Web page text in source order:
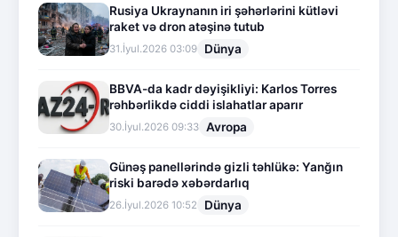
Rusiya Ukraynanın iri şəhərlərini kütləvi
raket və dron atəşinə tutub
31.İyul.2026 03:09 Dünya
BBVA-da kadr dəyişikliyi: Karlos Torres
rəhbərlikdə ciddi islahatlar aparır
30.İyul.2026 09:33 Avropa
Günəş panellərində gizli təhlükə: Yanğın
riski barədə xəbərdarlıq
26.İyul.2026 10:52 Dünya